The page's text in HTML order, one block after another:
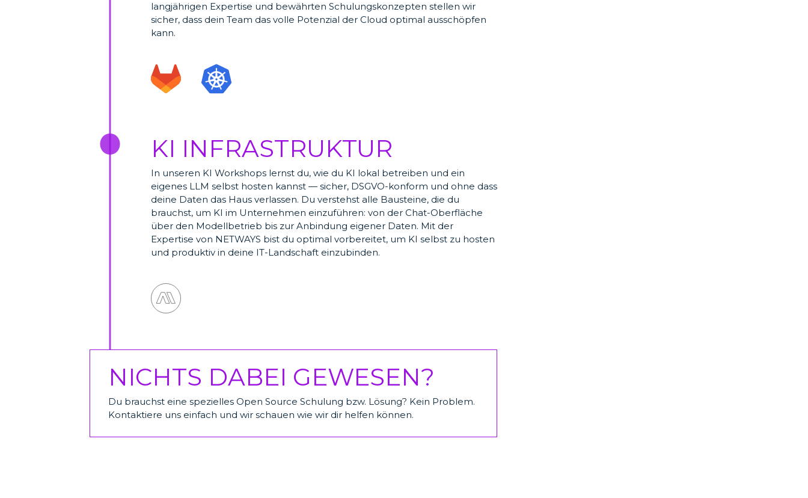
langjährigen Expertise und bewährten Schulungskonzepten stellen wir
sicher, dass dein Team das volle Potenzial der Cloud optimal ausschöpfen
kann.
KI INFRASTRUKTUR
In unseren KI Workshops lernst du, wie du KI lokal betreiben und ein
eigenes LLM selbst hosten kannst — sicher, DSGVO-konform und ohne dass
deine Daten das Haus verlassen. Du verstehst alle Bausteine, die du
brauchst, um KI im Unternehmen einzuführen: von der Chat-Oberfläche
über den Modellbetrieb bis zur Anbindung eigener Daten. Mit der
Expertise von NETWAYS bist du optimal vorbereitet, um KI selbst zu hosten
und produktiv in deine IT-Landschaft einzubinden.
NICHTS DABEI GEWESEN?
Du brauchst eine spezielles Open Source Schulung bzw. Lösung? Kein Problem.
Kontaktiere uns einfach und wir schauen wie wir dir helfen können.